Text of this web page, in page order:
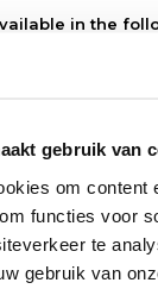
gebruik van
om content
functies voor
te
gebruik van
in the
verwachten?
vaak al de
about
to help you